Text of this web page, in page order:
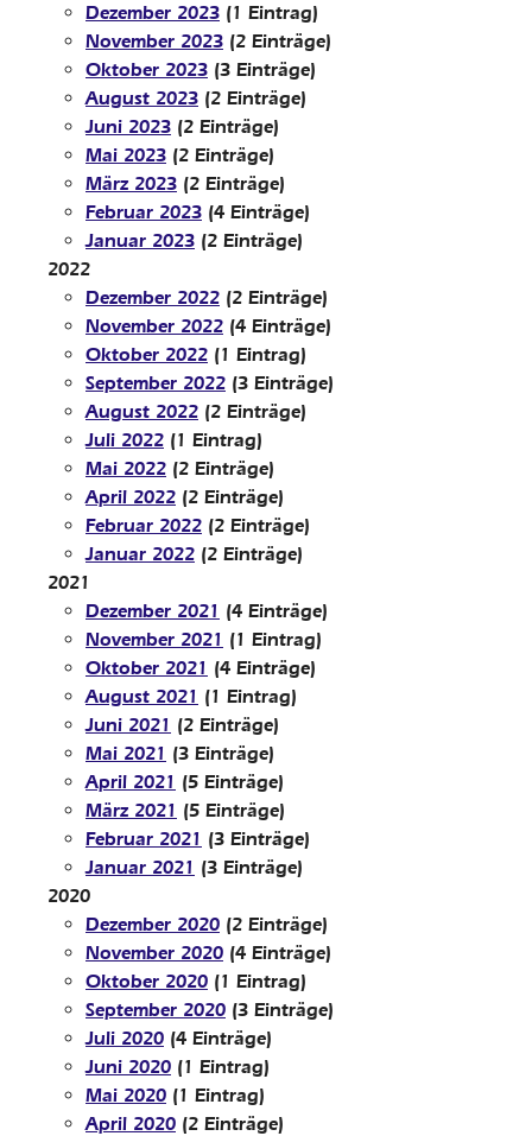
Dezember 2023 (1 Eintrag)
November 2023 (2 Einträge)
Oktober 2023 (3 Einträge)
August 2023 (2 Einträge)
Juni 2023 (2 Einträge)
Mai 2023 (2 Einträge)
März 2023 (2 Einträge)
Februar 2023 (4 Einträge)
Januar 2023 (2 Einträge)
2022
Dezember 2022 (2 Einträge)
November 2022 (4 Einträge)
Oktober 2022 (1 Eintrag)
September 2022 (3 Einträge)
August 2022 (2 Einträge)
Juli 2022 (1 Eintrag)
Mai 2022 (2 Einträge)
April 2022 (2 Einträge)
Februar 2022 (2 Einträge)
Januar 2022 (2 Einträge)
2021
Dezember 2021 (4 Einträge)
November 2021 (1 Eintrag)
Oktober 2021 (4 Einträge)
August 2021 (1 Eintrag)
Juni 2021 (2 Einträge)
Mai 2021 (3 Einträge)
April 2021 (5 Einträge)
März 2021 (5 Einträge)
Februar 2021 (3 Einträge)
Januar 2021 (3 Einträge)
2020
Dezember 2020 (2 Einträge)
November 2020 (4 Einträge)
Oktober 2020 (1 Eintrag)
September 2020 (3 Einträge)
Juli 2020 (4 Einträge)
Juni 2020 (1 Eintrag)
Mai 2020 (1 Eintrag)
April 2020 (2 Einträge)